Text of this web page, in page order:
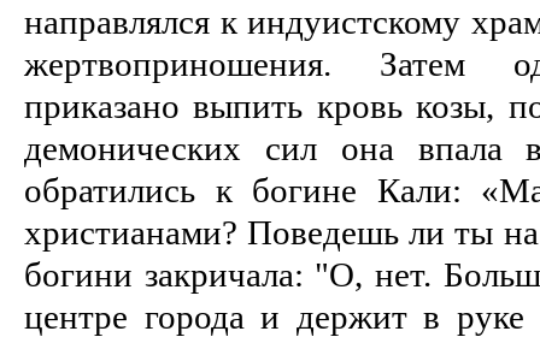
направлялся к индуистскому
жертвоприношения.
приказано выпить кровь козы,
демонических сил она впала
обратились к богине Кали:
христианами? Поведешь ли ты
богини закрича­ла: "О, нет.
центре города и держит в